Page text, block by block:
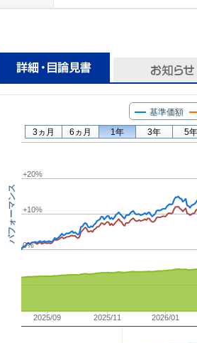
パフォーマンス
基準価額
2025/09 2025/11 2026/01
0%
+10%
+20%
3ヵ月 6ヵ月 1年 3年 5年